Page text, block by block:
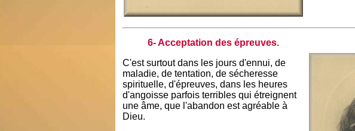
6- Acceptation des épreuves.
C'est surtout dans les jours d'ennui, de
maladie, de tentation, de sécheresse
spirituelle, d'épreuves, dans les heures
d'angoisse parfois terribles qui étreignent
une âme, que l'abandon est agréable à
Dieu.